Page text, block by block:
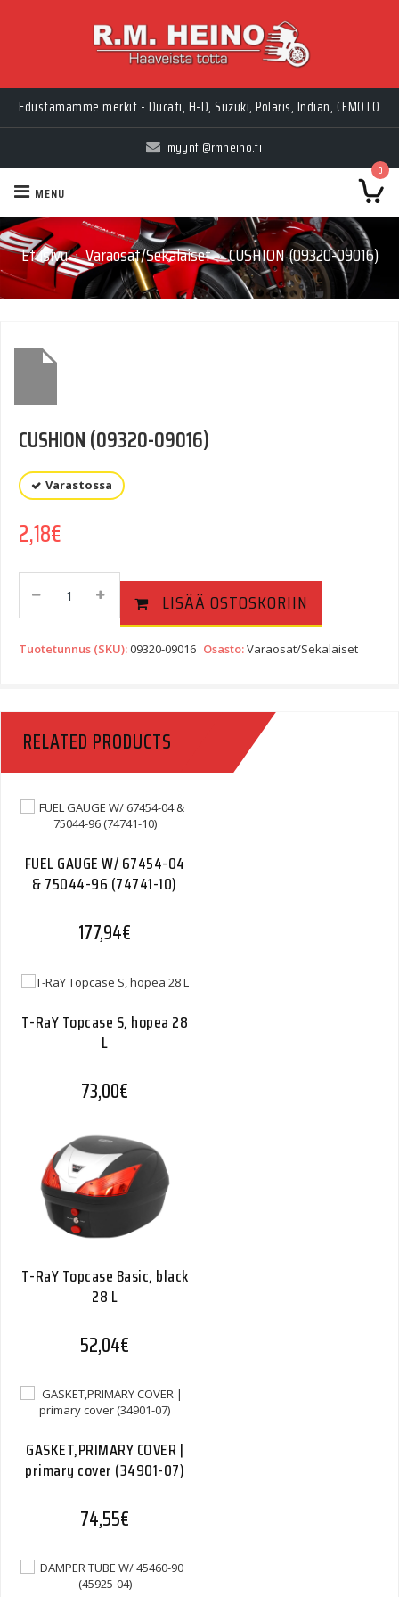
Edustamamme merkit - Ducati, H-D, Suzuki, Polaris, Indian, CFMOTO
myynti@rmheino.fi
0
MENU
Etusivu › Varaosat/Sekalaiset › CUSHION (09320-09016)
CUSHION (09320-09016)
Varastossa
2,18€
CUSHION
(09320-
Quantity
LISÄÄ OSTOSKORIIN
Tuotetunnus (SKU):09320-09016 Osasto:Varaosat/Sekalaiset
RELATED PRODUCTS
FUEL GAUGE W/ 67454-04
& 75044-96 (74741-10)
177,94€
T-RaY Topcase S, hopea 28
L
73,00€
T-RaY Topcase Basic, black
28 L
52,04€
GASKET,PRIMARY COVER |
primary cover (34901-07)
74,55€